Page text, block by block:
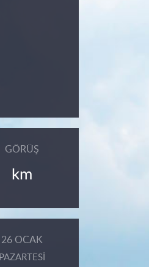
GÖRÜŞ
km
26 OCAK
PAZARTESI